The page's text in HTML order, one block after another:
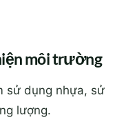
môi trường
sử dụng nhựa, sử
lượng.